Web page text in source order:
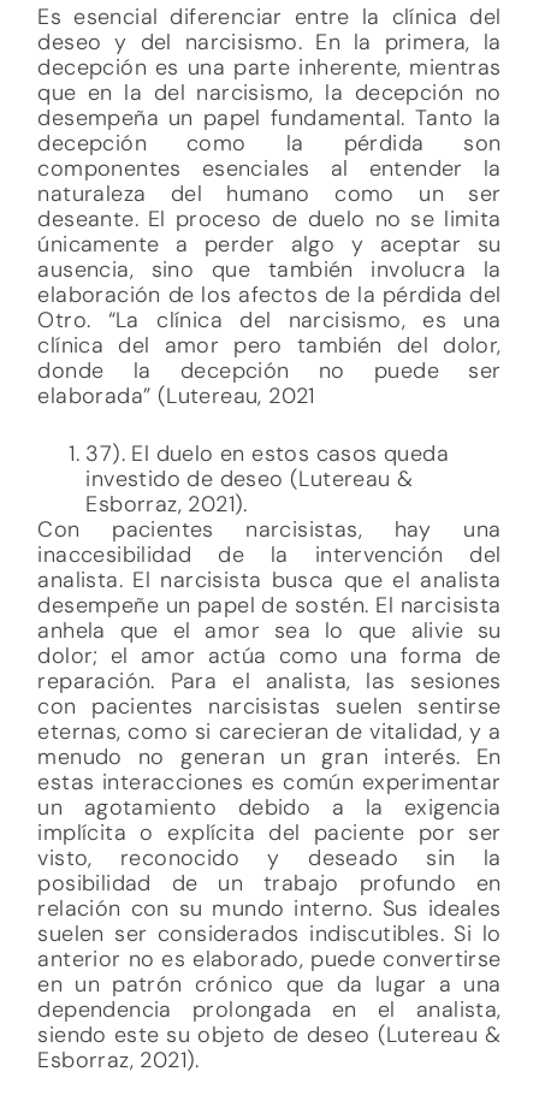
Es esencial diferenciar entre la clínica del
deseo y del narcisismo. En la primera, la
decepción es una parte inherente, mientras
que en la del narcisismo, la decepción no
desempeña un papel fundamental. Tanto la
decepción como la pérdida son
componentes esenciales al entender la
naturaleza del humano como un ser
deseante. El proceso de duelo no se limita
únicamente a perder algo y aceptar su
ausencia, sino que también involucra la
elaboración de los afectos de la pérdida del
Otro. “La clínica del narcisismo, es una
clínica del amor pero también del dolor,
donde la decepción no puede ser
elaborada” (Lutereau, 2021
37). El duelo en estos casos queda
investido de deseo (Lutereau &
Esborraz, 2021).
Con pacientes narcisistas, hay una
inaccesibilidad de la intervención del
analista. El narcisista busca que el analista
desempeñe un papel de sostén. El narcisista
anhela que el amor sea lo que alivie su
dolor; el amor actúa como una forma de
reparación. Para el analista, las sesiones
con pacientes narcisistas suelen sentirse
eternas, como si carecieran de vitalidad, y a
menudo no generan un gran interés. En
estas interacciones es común experimentar
un agotamiento debido a la exigencia
implícita o explícita del paciente por ser
visto, reconocido y deseado sin la
posibilidad de un trabajo profundo en
relación con su mundo interno. Sus ideales
suelen ser considerados indiscutibles. Si lo
anterior no es elaborado, puede convertirse
en un patrón crónico que da lugar a una
dependencia prolongada en el analista,
siendo este su objeto de deseo (Lutereau &
Esborraz, 2021).